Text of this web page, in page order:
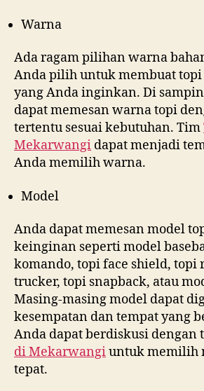
Warna
Ada ragam pilihan warna
Anda pilih untuk membuat topi
yang Anda inginkan. Di
dapat memesan warna topi
tertentu sesuai kebutuhan. Tim
Mekarwangi dapat menjadi
Anda memilih warna.
Model
Anda dapat memesan model
keinginan seperti model
komando, topi face shield, topi
trucker, topi snapback, atau
Masing-masing model dapat
kesempatan dan tempat yang
Anda dapat berdiskusi dengan
diMekarwangiuntuk memilih
tepat.